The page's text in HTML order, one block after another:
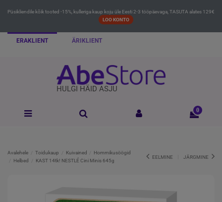
Püsikliendile kõik tooted -15%, kulleriga kaup koju üle Eesti 2-3 tööpäevaga, TASUTA alates 129€
LOO KONTO
ERAKLIENT ÄRIKLIENT
HULGI HÄID ASJU
0
Avalehele Toidukaup Kuivained
Hommikusöögid
Helbed
KAST 14tk! NESTLÉ Cini Minis 645g
EELMINE JÄRGMINE